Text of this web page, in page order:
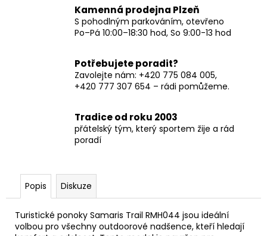
Kamenná prodejna Plzeň
S pohodlným parkováním, otevřeno
Po–Pá 10:00–18:30 hod, So 9:00-13 hod
Potřebujete poradit?
Zavolejte nám: +420 775 084 005,
+420 777 307 654 – rádi pomůžeme.
Tradice od roku 2003
přátelský tým, který sportem žije a rád
poradí
Popis Diskuze
Turistické ponoky Samaris Trail RMH044 jsou ideální
volbou pro všechny outdoorové nadšence, kteří hledají